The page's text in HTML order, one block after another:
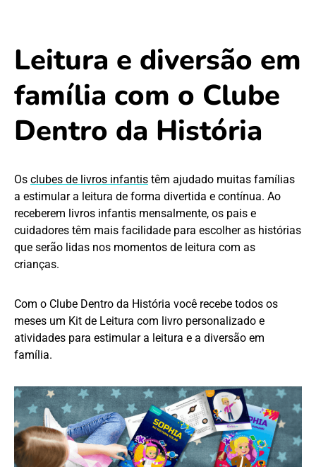
Leitura e diversão em
família com o Clube
Dentro da História
Os clubes de livros infantis têm ajudado muitas famílias
a estimular a leitura de forma divertida e contínua. Ao
receberem livros infantis mensalmente, os pais e
cuidadores têm mais facilidade para escolher as histórias
que serão lidas nos momentos de leitura com as
crianças.
Com o Clube Dentro da História você recebe todos os
meses um Kit de Leitura com livro personalizado e
atividades para estimular a leitura e a diversão em
família.